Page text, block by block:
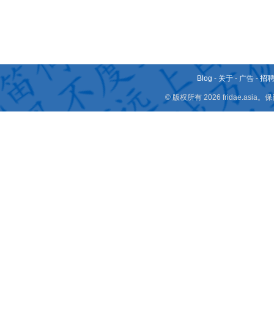
Blog - 关于 - 广告 -招
© 版权所有 2026 fridae.asia。